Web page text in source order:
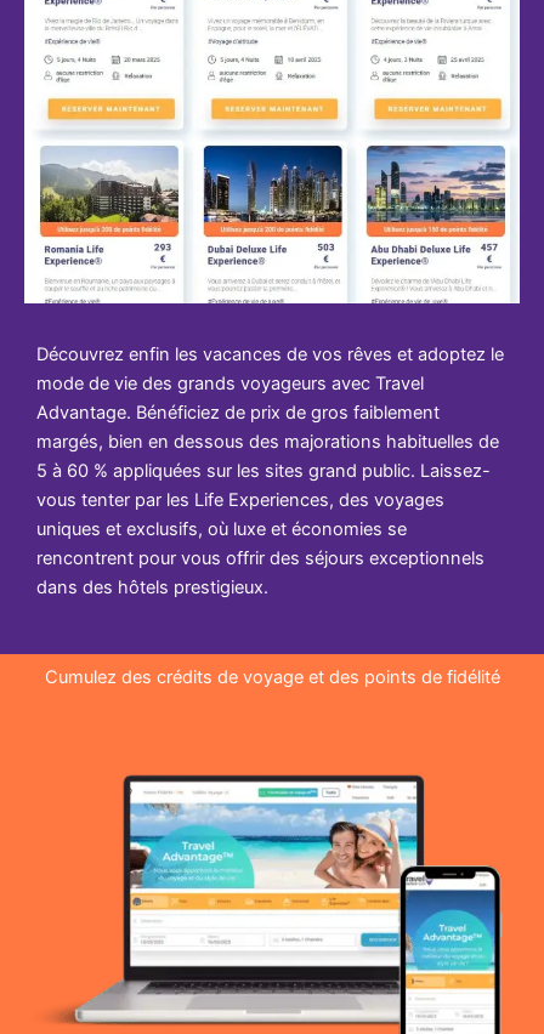
Découvrez enfin les vacances de vos rêves et adoptez le
mode de vie des grands voyageurs avec Travel
Advantage. Bénéficiez de prix de gros faiblement
margés, bien en dessous des majorations habituelles de
5 à 60 % appliquées sur les sites grand public. Laissez-
vous tenter par les Life Experiences, des voyages
uniques et exclusifs, où luxe et économies se
rencontrent pour vous offrir des séjours exceptionnels
dans des hôtels prestigieux.
Cumulez des crédits de voyage et des points de fidélité